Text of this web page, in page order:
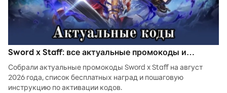
Sword x Staff: все актуальные промокоды и
награды на август 2026
Собрали актуальные промокоды Sword x Staff на август
2026 года, список бесплатных наград и пошаговую
инструкцию по активации кодов.